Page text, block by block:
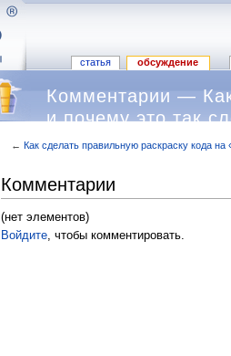
статья обсуждение
Комментарии —
и почему это так
← Как сделать правильную раскраску кода
Комментарии
(нет элементов)
Войдите, чтобы комментировать.